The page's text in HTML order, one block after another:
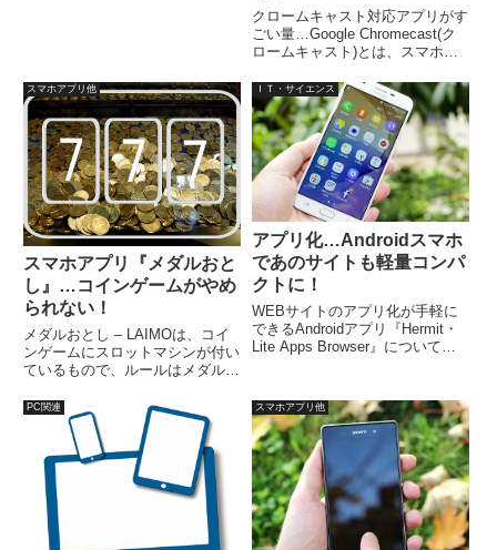
クロームキャスト対応アプリがす
ごい量…Google Chromecast(ク
ロームキャスト)とは、スマホや
楽、写真などのメディアを、Wi-
Fiを介してTV等の大きな画面で
見ることができるシステムで、ス
マホ等のミラーリングも可能。
スマホアプリ他
スマホアプリ『メダルおと
し』…コインゲームがやめ
られない！
メダルおとし – LAIMOは、コイ
ンゲームにスロットマシンが付い
ているもので、ルールはメダルお
すが、無料で安心して遊べます。
メダルを稼ぐコツは、スロットで
７７７のダブルを狙うこと。はず
れても、シングルの７７７になる
可能性大で、コインを場に大量投
入することが可能。
ＩＴ・サイエンス
アプリ化…Androidスマホ
であのサイトも軽量コンパ
クトに！
WEBサイトのアプリ化が手軽に
できるAndroidアプリ『Hermit・
Lite Apps Browser』についての
ールされているICEというソフト
でアプリ化できるとお...
PC関連 スマホアプリ他